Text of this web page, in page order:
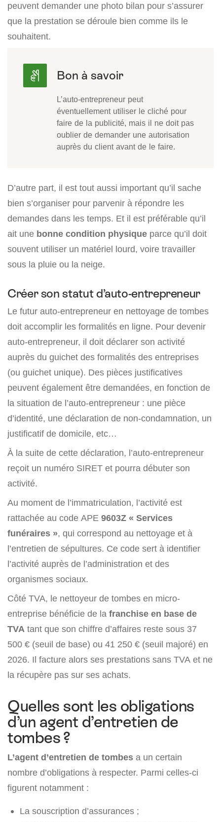
peuvent demander une photo bilan pour s’assurer
que la prestation se déroule bien comme ils le
souhaitent.
L’auto-entrepreneur peut
éventuellement utiliser le cliché pour
faire de la publicité, mais il ne doit pas
oublier de demander une autorisation
auprès du client avant de le faire.
D’autre part, il est tout aussi important qu’il sache
bien s’organiser pour parvenir à répondre les
demandes dans les temps. Et il est préférable qu’il
ait une bonne condition physique parce qu’il doit
souvent utiliser un matériel lourd, voire travailler
sous la pluie ou la neige.
Créer son statut d’auto-entrepreneur
Le futur auto-entrepreneur en nettoyage de tombes
doit accomplir les formalités en ligne. Pour devenir
auto-entrepreneur, il doit déclarer son activité
auprès du guichet des formalités des entreprises
(ou guichet unique). Des pièces justificatives
peuvent également être demandées, en fonction de
la situation de l’auto-entrepreneur : une pièce
d’identité, une déclaration de non-condamnation, un
justificatif de domicile, etc…
À la suite de cette déclaration, l’auto-entrepreneur
reçoit un numéro SIRET et pourra débuter son
activité.
Au moment de l’immatriculation, l’activité est
rattachée au code APE 9603Z « Services
funéraires », qui correspond au nettoyage et à
l’entretien de sépultures. Ce code sert à identifier
l’activité auprès de l’administration et des
organismes sociaux.
Côté TVA, le nettoyeur de tombes en micro-
entreprise bénéficie de la franchise en base de
TVA tant que son chiffre d’affaires reste sous 37
500 € (seuil de base) ou 41 250 € (seuil majoré) en
2026. Il facture alors ses prestations sans TVA et ne
la récupère pas sur ses achats.
Quelles sont les obligations
d’un agent d’entretien de
tombes ?
L’agent d’entretien de tombes a un certain
nombre d’obligations à respecter. Parmi celles-ci
figurent notamment :
La souscription d’assurances ;